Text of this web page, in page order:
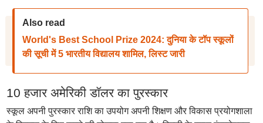
Also read
World's Best School Prize 2024: दुनिया के टॉप स्कूलों
की सूची में 5 भारतीय विद्यालय शामिल, लिस्ट जारी
10 हजार अमेरिकी डॉलर का पुरस्कार
स्कूल अपनी पुरस्कार राशि का उपयोग अपनी शिक्षण और विकास प्रयोगशाला